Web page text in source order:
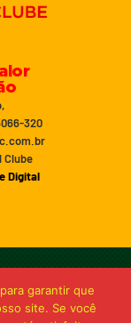
320
Clube
Digital
garantir que
site. Se você